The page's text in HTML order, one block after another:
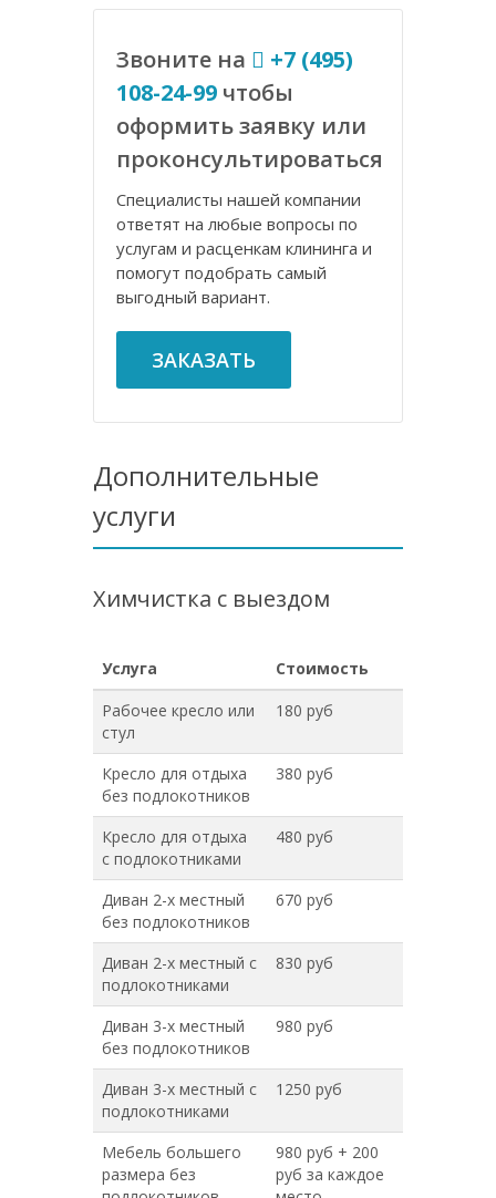
Звоните на
+7 (495)
108-24-99 чтобы
оформить заявку или
проконсультироваться
Специалисты нашей компании
ответят на любые вопросы по
услугам и расценкам клининга и
помогут подобрать самый
выгодный вариант.
ЗАКАЗАТЬ
Дополнительные
услуги
Химчистка с выездом
Услуга
Стоимость
Рабочее кресло или
стул
180 руб
Кресло для отдыха
без подлокотников
380 руб
Кресло для отдыха
с подлокотниками
480 руб
Диван 2-х местный
без подлокотников
670 руб
Диван 2-х местный с
подлокотниками
830 руб
Диван 3-х местный
без подлокотников
980 руб
Диван 3-х местный с
подлокотниками
1250 руб
Мебель большего
размера без
980 руб + 200
руб за каждое